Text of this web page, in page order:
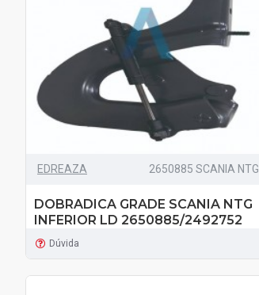
EDREAZA 2650885 SCANIA NTG
DOBRADICA GRADE SCANIA NTG
INFERIOR LD 2650885/2492752
Dúvida